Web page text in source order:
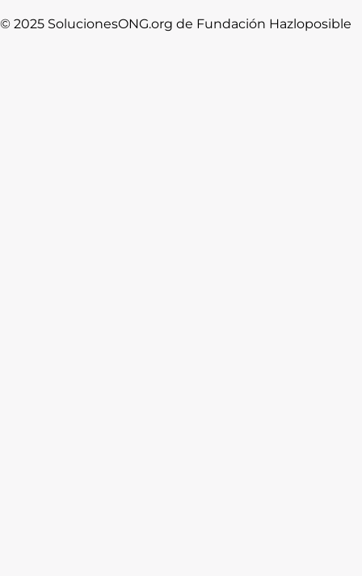
© 2025 SolucionesONG.org de Fundación Hazloposible